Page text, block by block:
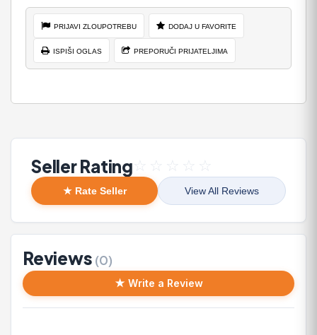
PRIJAVI ZLOUPOTREBU DODAJ U FAVORITE
ISPIŠI OGLAS PREPORUČI PRIJATELJIMA
Seller Rating ☆ ☆ ☆ ☆ ☆
★ Rate Seller View All Reviews
Reviews (0)
★ Write a Review